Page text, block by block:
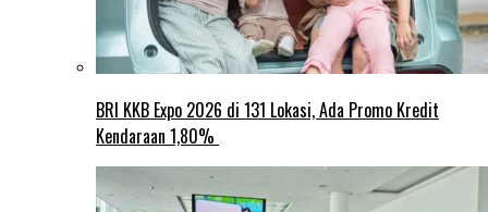
BRI KKB Expo 2026 di 131 Lokasi, Ada Promo Kredit
Kendaraan 1,80%